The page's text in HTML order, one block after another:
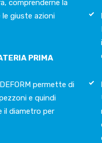
comprenderne la
le giuste azioni
PRIMA
permette di
e quindi
il diametro per